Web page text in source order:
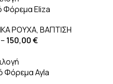
Φόρεμα Eliza
ΡΟΥΧΑ, ΒΑΠΤΙΣΗ
– 150,00€
Φόρεμα Ayla